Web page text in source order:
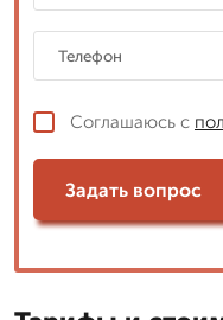
Соглашаюсь с
Задать вопрос